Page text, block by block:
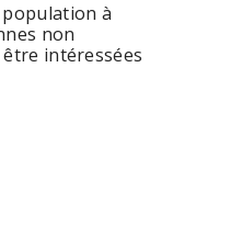
population à
non
intéressées